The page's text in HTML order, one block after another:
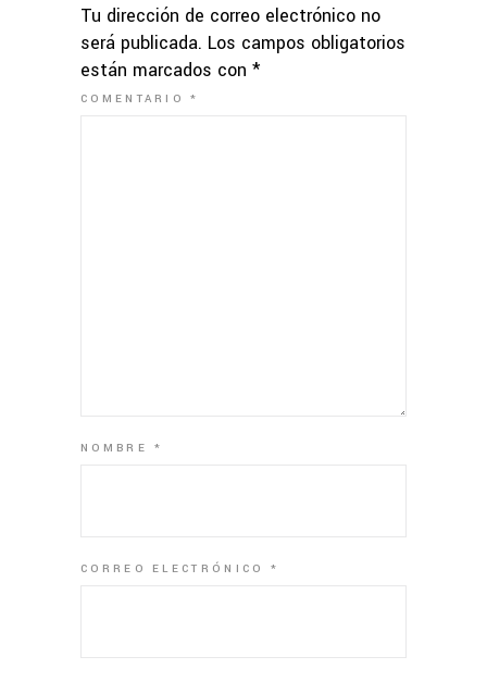
Tu dirección de correo electrónico no
será publicada. Los campos obligatorios
están marcados con *
COMENTARIO*
NOMBRE*
CORREO ELECTRÓNICO *